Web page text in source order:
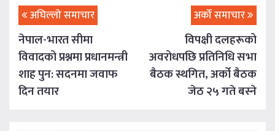
अर्को समाचार
विपक्षी दलहरूको
अवरोधपछि प्रतिनिधि सभा
बैठक स्थगित, अर्को बैठक
जेठ २५ गते बस्ने
अघिल्लो समाचार
नेपाल-भारत सीमा
विवादको प्रश्नमा प्रधानमन्त्री
शाह पुन: सदनमा जवाफ
दिन तयार